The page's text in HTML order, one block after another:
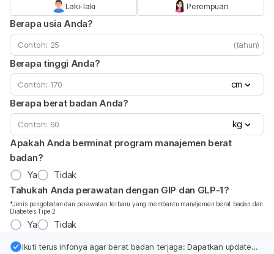
Laki-laki Perempuan
Berapa usia Anda?
(tahun)
Berapa tinggi Anda?
cm
Berapa berat badan Anda?
kg
Apakah Anda berminat program manajemen berat
badan?
Ya
Tidak
Tahukah Anda perawatan dengan GIP dan GLP-1?
*Jenis pengobatan dan perawatan terbaru yang membantu manajemen berat badan dan
Diabetes Tipe 2
Ya Tidak
Ikuti terus infonya agar berat badan terjaga: Dapatkan update